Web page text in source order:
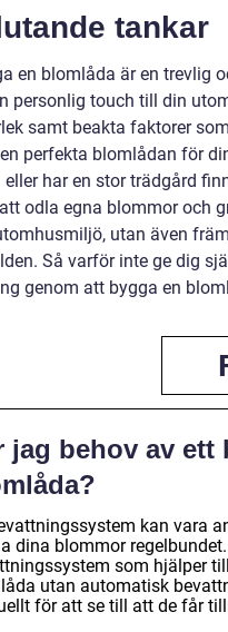
tankar
en blomlåda är en trevlig
personlig touch till din
samt beakta faktorer
perfekta blomlådan för
har en stor trädgård
odla egna blommor och
utan även
Så varför inte ge dig
genom att bygga en
jag behov av
kan vara
dina blommor
som hjälper
utan automatisk
för att se till att de får